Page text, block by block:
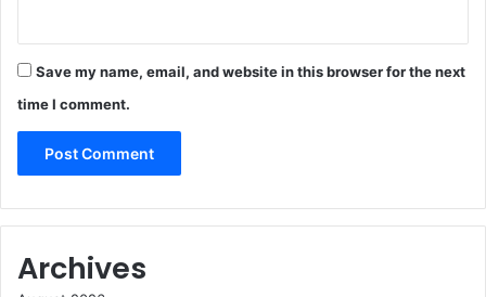
Save my name, email, and website in this browser for the next
time I comment.
Archives